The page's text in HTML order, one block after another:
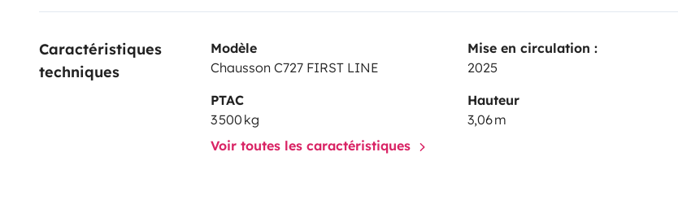
Caractéristiques
techniques
Modèle
Chausson C727 FIRST LINE
Mise en circulation :
2025
PTAC
3 500 kg
Hauteur
3,06 m
Voir toutes les caractéristiques